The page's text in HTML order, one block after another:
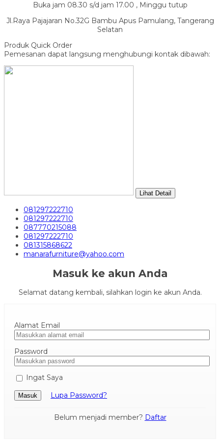
Buka jam 08.30 s/d jam 17.00 , Minggu tutup
Jl.Raya Pajajaran No.32G Bambu Apus Pamulang, Tangerang
Selatan
Produk Quick Order
Pemesanan dapat langsung menghubungi kontak dibawah:
Lihat Detail
081297222710
081297222710
087770215088
081297222710
081315868622
manarafurniture@yahoo.com
Masuk ke akun Anda
Selamat datang kembali, silahkan login ke akun Anda.
Alamat Email
Password
Ingat Saya
Masuk Lupa Password?
Belum menjadi member? Daftar